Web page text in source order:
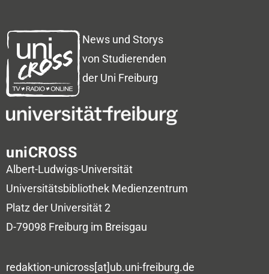
News und Storys
von Studierenden
der Uni Freiburg
uniCROSS
Albert-Ludwigs-Universität
Universitätsbibliothek Medienzentrum
Platz der Universität 2
D-79098 Freiburg im Breisgau
redaktion-unicross[at]ub.uni-freiburg.de